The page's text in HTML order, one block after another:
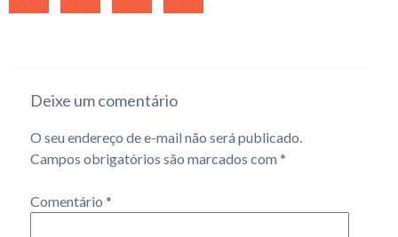
Deixe um comentário
O seu endereço de e-mail não será publicado.
Campos obrigatórios são marcados com *
Comentário *